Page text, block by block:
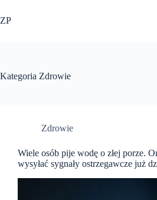
do
treści
ZP
Kategoria Zdrowie
Zdrowie
Wiele osób pije wodę o złej porze.
wysyłać sygnały ostrzegawcze już